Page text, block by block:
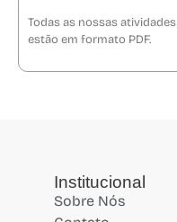
Todas as nossas atividades
estão em formato PDF.
Institucional
Sobre Nós